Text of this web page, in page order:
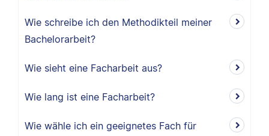
Wie schreibe ich den Methodikteil meiner
Bachelorarbeit?
Wie sieht eine Facharbeit aus?
Wie lang ist eine Facharbeit?
Wie wähle ich ein geeignetes Fach für